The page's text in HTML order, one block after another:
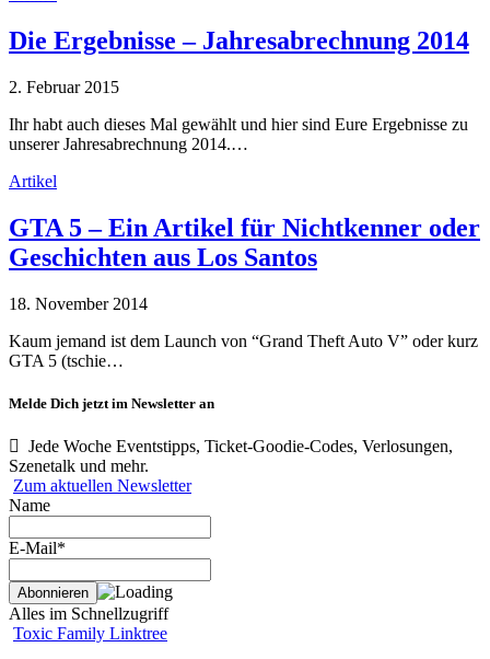
Die Ergebnisse – Jahresabrechnung 2014
2. Februar 2015
Ihr habt auch dieses Mal gewählt und hier sind Eure Ergebnisse zu
unserer Jahresabrechnung 2014.…
Artikel
GTA 5 – Ein Artikel für Nichtkenner oder
Geschichten aus Los Santos
18. November 2014
Kaum jemand ist dem Launch von “Grand Theft Auto V” oder kurz
GTA 5 (tschie…
Melde Dich jetzt im Newsletter an
Jede Woche Eventstipps, Ticket-Goodie-Codes, Verlosungen,
Szenetalk und mehr.
Zum aktuellen Newsletter
Name
E-Mail*
Alles im Schnellzugriff
Toxic Family Linktree